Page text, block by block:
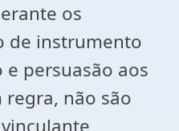
os
de instrumento
persuasão aos
regra, não são